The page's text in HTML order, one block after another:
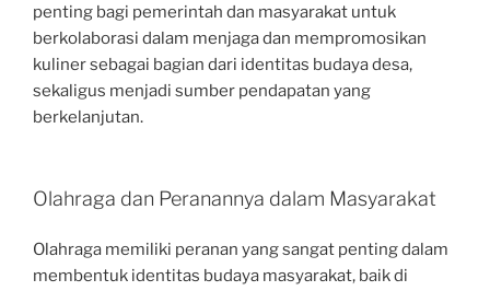
penting bagi pemerintah dan masyarakat untuk
berkolaborasi dalam menjaga dan mempromosikan
kuliner sebagai bagian dari identitas budaya desa,
sekaligus menjadi sumber pendapatan yang
berkelanjutan.
Olahraga dan Peranannya dalam Masyarakat
Olahraga memiliki peranan yang sangat penting dalam
membentuk identitas budaya masyarakat, baik di